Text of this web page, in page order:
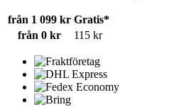
från 1 099 kr Gratis*
från 0 kr
115 kr